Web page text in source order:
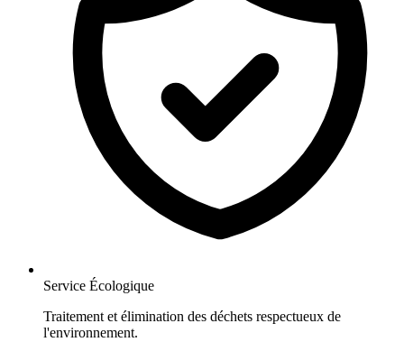
Service Écologique
Traitement et élimination des déchets respectueux de
l'environnement.